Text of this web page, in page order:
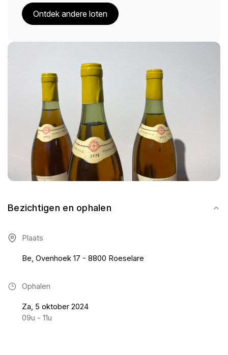
Bezichtigen en ophalen
Plaats
Be, Ovenhoek 17 - 8800 Roeselare
Ophalen
Za, 5 oktober 2024
09u - 11u
Ontdek andere loten